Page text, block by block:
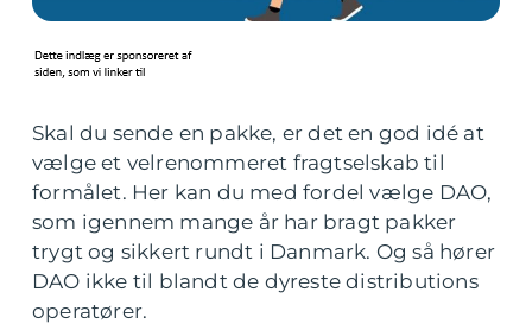
Skal du sende en pakke, er det en god idé at
vælge et velrenommeret fragtselskab til
formålet. Her kan du med fordel vælge DAO,
som igennem mange år har bragt pakker
trygt og sikkert rundt i Danmark. Og så hører
DAO ikke til blandt de dyreste distributions
operatører.